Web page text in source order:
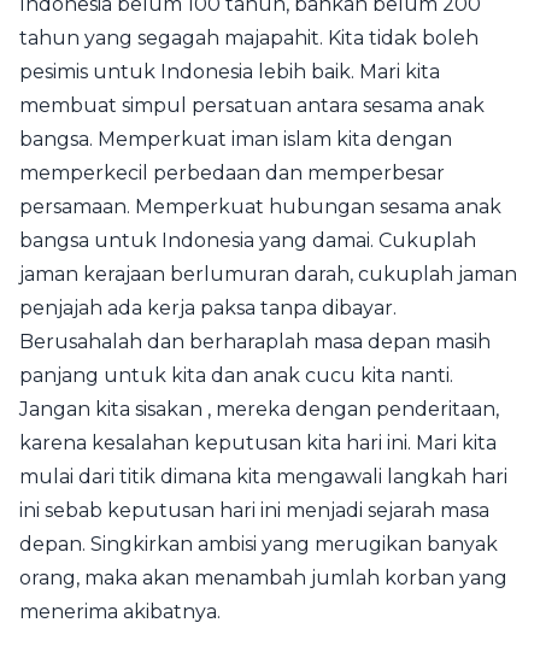
tahun yang segagah majapahit. Kita tidak boleh
pesimis untuk Indonesia lebih baik. Mari kita
membuat simpul persatuan antara sesama anak
bangsa. Memperkuat iman islam kita dengan
memperkecil perbedaan dan memperbesar
persamaan. Memperkuat hubungan sesama anak
bangsa untuk Indonesia yang damai. Cukuplah
jaman kerajaan berlumuran darah, cukuplah jaman
penjajah ada kerja paksa tanpa dibayar.
Berusahalah dan berharaplah masa depan masih
panjang untuk kita dan anak cucu kita nanti.
Jangan kita sisakan , mereka dengan penderitaan,
karena kesalahan keputusan kita hari ini. Mari kita
mulai dari titik dimana kita mengawali langkah hari
ini sebab keputusan hari ini menjadi sejarah masa
depan. Singkirkan ambisi yang merugikan banyak
orang, maka akan menambah jumlah korban yang
menerima akibatnya.